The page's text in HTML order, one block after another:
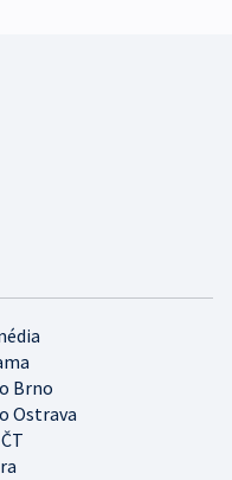
Brno
Ostrava